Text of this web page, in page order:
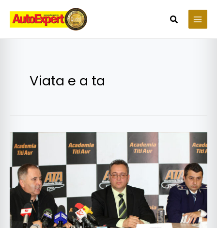
content
Search
Viata e a ta
Academia
Titi
lansat
campania
“ViATA
e